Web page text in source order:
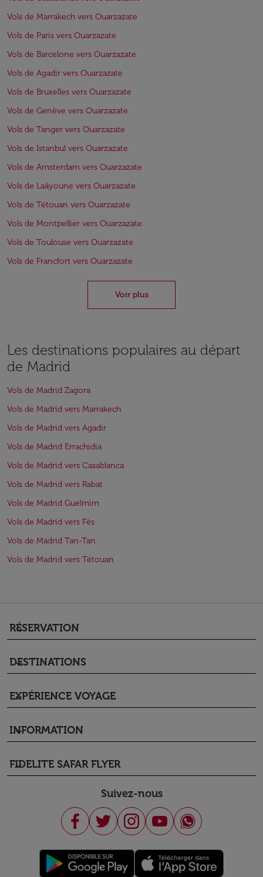
Vols de Marrakech vers Ouarzazate
Vols de Paris vers Ouarzazate
Vols de Barcelone vers Ouarzazate
Vols de Agadir vers Ouarzazate
Vols de Bruxelles vers Ouarzazate
Vols de Genève vers Ouarzazate
Vols de Tanger vers Ouarzazate
Vols de Istanbul vers Ouarzazate
Vols de Amsterdam vers Ouarzazate
Vols de Laâyoune vers Ouarzazate
Vols de Tétouan vers Ouarzazate
Vols de Montpellier vers Ouarzazate
Vols de Toulouse vers Ouarzazate
Vols de Francfort vers Ouarzazate
Voir plus
Les destinations populaires au départ
de Madrid
Vols de Madrid Zagora
Vols de Madrid vers Marrakech
Vols de Madrid vers Agadir
Vols de Madrid Errachidia
Vols de Madrid vers Casablanca
Vols de Madrid vers Rabat
Vols de Madrid Guelmim
Vols de Madrid vers Fès
Vols de Madrid Tan-Tan
Vols de Madrid vers Tétouan
RÉSERVATION
keyboard_arrow_down
DESTINATIONS
keyboard_arrow_down
EXPÉRIENCE VOYAGE
keyboard_arrow_down
INFORMATION
keyboard_arrow_down
FIDELITE SAFAR FLYER
keyboard_arrow_down
Suivez-nous